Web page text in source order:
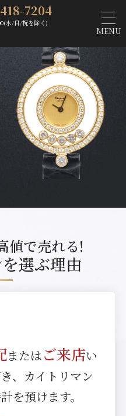
7204
水/日/祝を除く)
MENU
値で売れる!
選ぶ理由
またはご来店い
、カイトリマン
を預けます。